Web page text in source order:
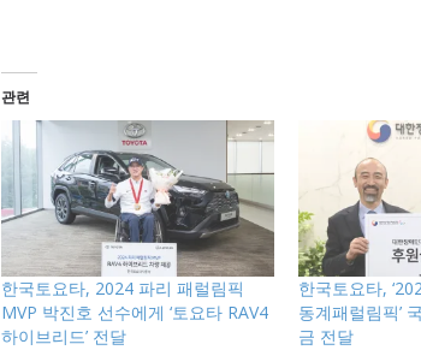
관련
한국토요타, 2024 파리 패럴림픽
MVP 박진호 선수에게 ‘토요타 RAV4
하이브리드’ 전달
한국토요타,
동계패럴림픽’
금 전달